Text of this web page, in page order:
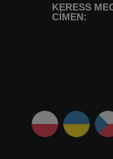
KERESS
CÍMEN: